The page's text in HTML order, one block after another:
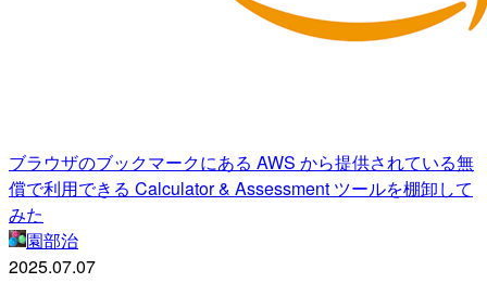
ブラウザのブックマークにある AWS から提供されている無
償で利用できる Calculator & Assessment ツールを棚卸して
みた
園部治
2025.07.07